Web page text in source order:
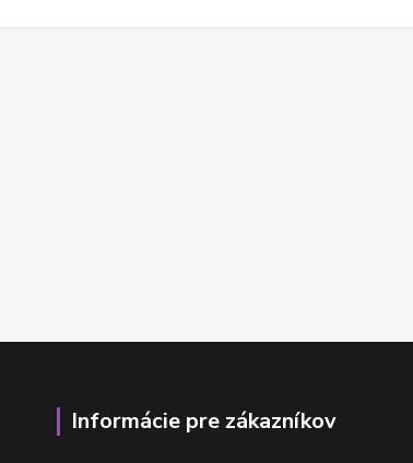
Informácie pre zákazníkov